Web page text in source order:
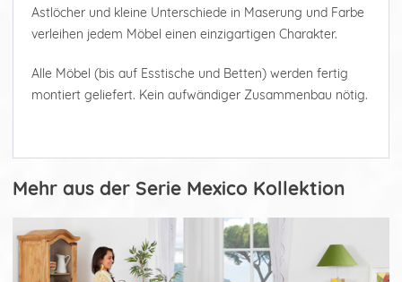
Astlöcher und kleine Unterschiede in Maserung und Farbe
verleihen jedem Möbel einen einzigartigen Charakter.
Alle Möbel (bis auf Esstische und Betten) werden fertig
montiert geliefert. Kein aufwändiger Zusammenbau nötig.
Mehr aus der Serie Mexico Kollektion